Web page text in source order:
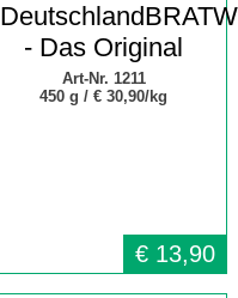
- Das Original
Art-Nr. 1211
450 g /€ 30,90/kg
€ 13,90